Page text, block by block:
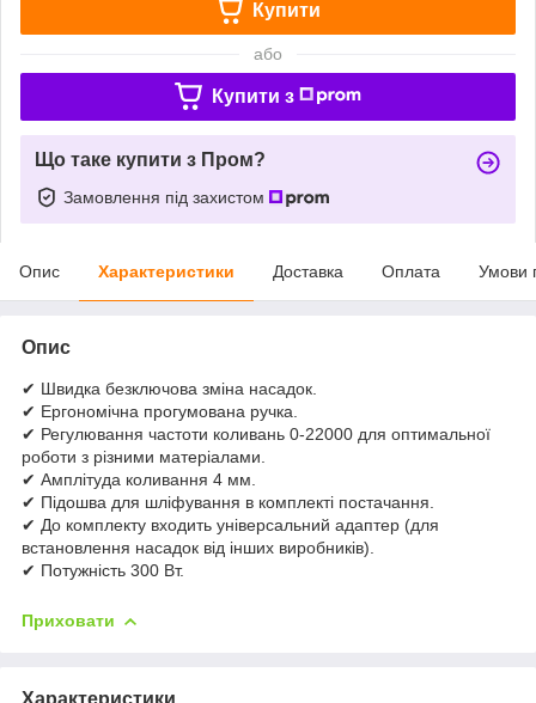
Купити
або
Купити з
Що таке купити з Пром?
Замовлення під захистом
Опис Характеристики Доставка Оплата Умови
Опис
✔ Швидка безключова зміна насадок.
✔ Ергономічна прогумована ручка.
✔ Регулювання частоти коливань 0-22000 для оптимальної
роботи з різними матеріалами.
✔ Амплітуда коливання 4 мм.
✔ Підошва для шліфування в комплекті постачання.
✔ До комплекту входить універсальний адаптер (для
встановлення насадок від інших виробників).
✔ Потужність 300 Вт.
Приховати
Характеристики